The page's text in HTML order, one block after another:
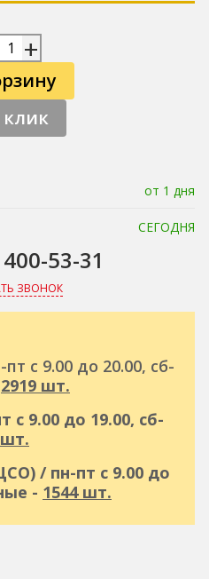
+
клик
от 1 дня
СЕГОДНЯ
53-31
ЗВОНОК
с 9.00 до 20.00, сб-
2919 шт.
с 9.00 до 19.00, сб-
шт.
/ пн-пт с 9.00 до
- 1544 шт.